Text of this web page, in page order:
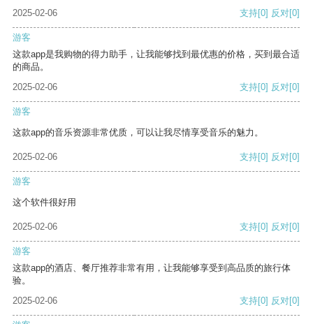
2025-02-06
支持[0] 反对[0]
游客
这款app是我购物的得力助手，让我能够找到最优惠的价格，买到最合适
的商品。
2025-02-06
支持[0] 反对[0]
游客
这款app的音乐资源非常优质，可以让我尽情享受音乐的魅力。
2025-02-06 支持[0] 反对[0]
游客
这个软件很好用
2025-02-06 支持[0] 反对[0]
游客
这款app的酒店、餐厅推荐非常有用，让我能够享受到高品质的旅行体
验。
2025-02-06
支持[0] 反对[0]